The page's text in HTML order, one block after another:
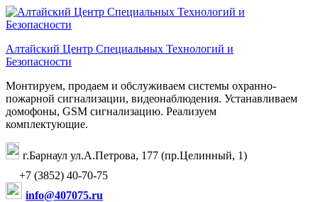
Перейти
к
Алтайский Центр Специальных Технологий и
Безопасности
Монтируем, продаем и обслуживаем системы охранно-
пожарной сигнализации, видеонаблюдения. Устанавливаем
домофоны, GSM сигнализацию. Реализуем
комплектующие.
г.Барнаул ул.А.Петрова, 177 (пр.Целинный, 1)
+7 (3852) 40-70-75
info@407075.ru